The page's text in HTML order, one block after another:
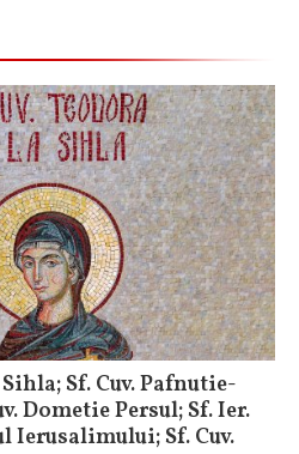
Sf. Cuv. Pafnutie-
Dometie Persul; Sf. Ier.
Sf. Cuv.